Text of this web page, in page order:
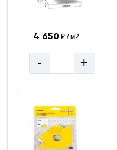
4 650₽ / м2
- +
Ширина полки
Страна производства
Тип производства
ГОСТ
Марка стали
Высота двутавра
Цвет